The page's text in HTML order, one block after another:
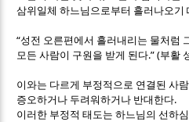
삼위일체 하느님으로부터 흘러나오기
“성전 오른편에서 흘러내리는 물처럼
모든 사람이 구원을 받게 된다.” (부활
이와는 다르게 부정적으로 연결된 사
증오하거나 두려워하거나 반대한다.
이러한 부정적 태도는 하느님의 선하